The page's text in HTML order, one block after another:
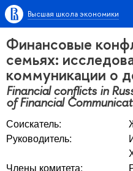
Высшая школа экономики
Финансовые
семьях:
коммуникации о
Financial conflicts in
of Financial
Соискатель:
Руководитель:
Члены комитета: